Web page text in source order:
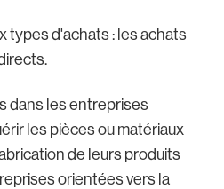
types d'achats : les achats
dans les entreprises
les pièces ou matériaux
de leurs produits
orientées vers la